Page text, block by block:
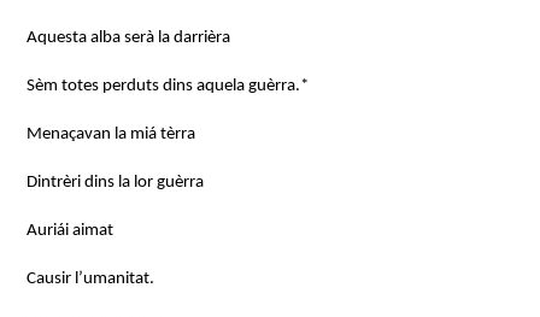
Aquesta alba serà la darrièra
Sèm totes perduts dins aquela guèrra.*
Menaçavan la miá tèrra
Dintrèri dins la lor guèrra
Auriái aimat
Causir l’umanitat.